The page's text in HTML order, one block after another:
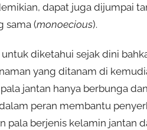
dapat juga dijumpai
sama (monoecious).
diketahui sejak dini
yang ditanam di
jantan hanya berbunga
peran membantu
pala berjenis kelamin jantan